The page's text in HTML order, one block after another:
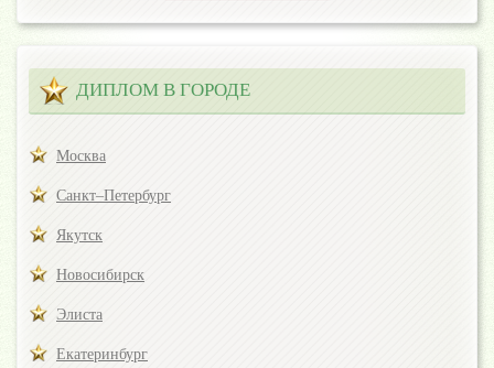
ДИПЛОМ В ГОРОДЕ
Москва
Санкт–Петербург
Якутск
Новосибирск
Элиста
Екатеринбург